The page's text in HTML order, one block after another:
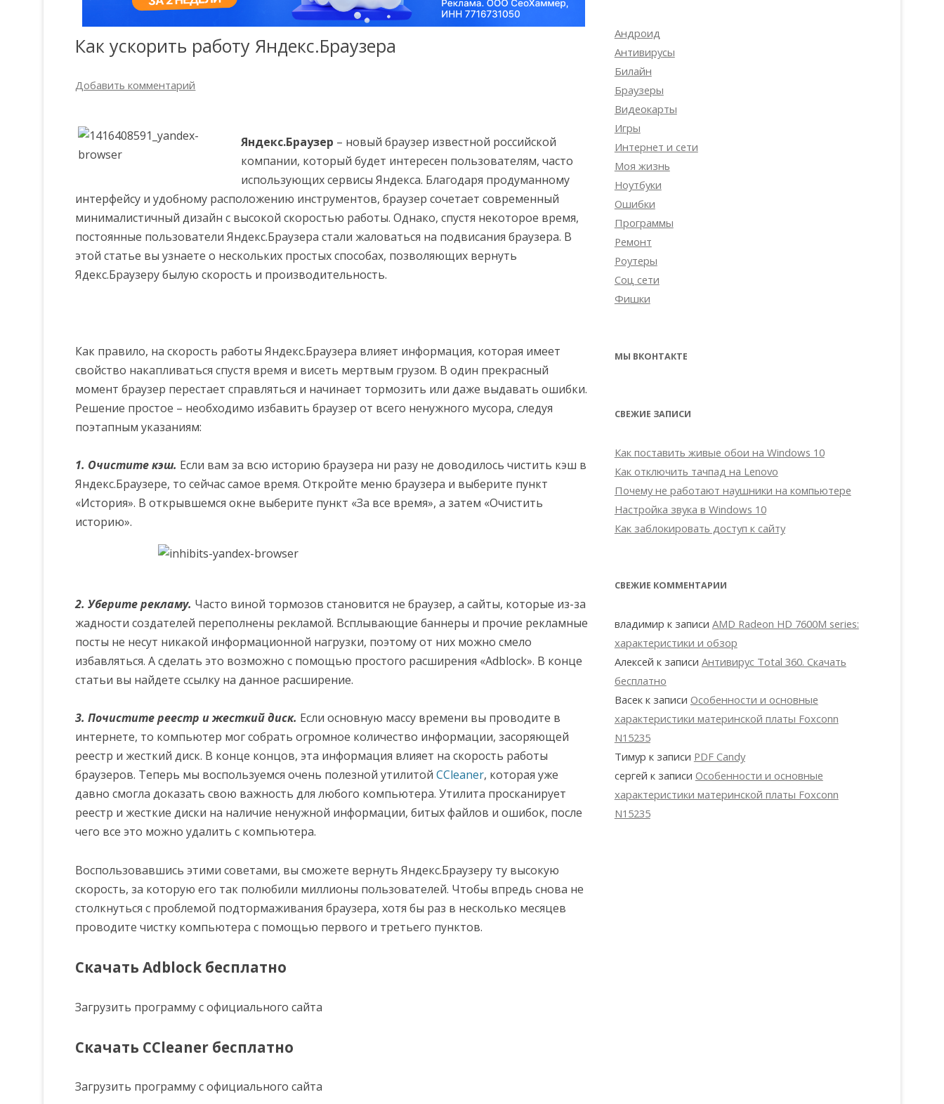
Как ускорить работу Яндекс.Браузера
Добавить комментарий
Яндекс.Браузер – новый браузер известной российской
компании, который будет интересен пользователям, часто
использующих сервисы Яндекса. Благодаря продуманному
интерфейсу и удобному расположению инструментов, браузер сочетает современный
минималистичный дизайн с высокой скоростью работы. Однако, спустя некоторое время,
постоянные пользователи Яндекс.Браузера стали жаловаться на подвисания браузера. В
этой статье вы узнаете о нескольких простых способах, позволяющих вернуть
Ядекс.Браузеру былую скорость и производительность.
Как правило, на скорость работы Яндекс.Браузера влияет информация, которая имеет
свойство накапливаться спустя время и висеть мертвым грузом. В один прекрасный
момент браузер перестает справляться и начинает тормозить или даже выдавать ошибки.
Решение простое – необходимо избавить браузер от всего ненужного мусора, следуя
поэтапным указаниям:
1. Очистите кэш. Если вам за всю историю браузера ни разу не доводилось чистить кэш в
Яндекс.Браузере, то сейчас самое время. Откройте меню браузера и выберите пункт
«История». В открывшемся окне выберите пункт «За все время», а затем «Очистить
историю».
2. Уберите рекламу. Часто виной тормозов становится не браузер, а сайты, которые из-за
жадности создателей переполнены рекламой. Всплывающие баннеры и прочие рекламные
посты не несут никакой информационной нагрузки, поэтому от них можно смело
избавляться. А сделать это возможно с помощью простого расширения «Adblock». В конце
статьи вы найдете ссылку на данное расширение.
3. Почистите реестр и жесткий диск. Если основную массу времени вы проводите в
интернете, то компьютер мог собрать огромное количество информации, засоряющей
реестр и жесткий диск. В конце концов, эта информация влияет на скорость работы
браузеров. Теперь мы воспользуемся очень полезной утилитойCCleaner, которая уже
давно смогла доказать свою важность для любого компьютера. Утилита просканирует
реестр и жесткие диски на наличие ненужной информации, битых файлов и ошибок, после
чего все это можно удалить с компьютера.
Воспользовавшись этими советами, вы сможете вернуть Яндекс.Браузеру ту высокую
скорость, за которую его так полюбили миллионы пользователей. Чтобы впредь снова не
столкнуться с проблемой подтормаживания браузера, хотя бы раз в несколько месяцев
проводите чистку компьютера с помощью первого и третьего пунктов.
Скачать Adblock бесплатно
Загрузить программу с официального сайта
Скачать CCleaner бесплатно
Загрузить программу с официального сайта
Андроид
Антивирусы
Билайн
Браузеры
Видеокарты
Игры
Интернет и сети
Моя жизнь
Ноутбуки
Ошибки
Программы
Ремонт
Роутеры
Соц сети
Фишки
МЫ ВКОНТАКТЕ
СВЕЖИЕ ЗАПИСИ
Как поставить живые обои на Windows 10
Как отключить тачпад на Lenovo
Почему не работают наушники на компьютере
Настройка звука в Windows 10
Как заблокировать доступ к сайту
СВЕЖИЕ КОММЕНТАРИИ
владимир к записи AMD Radeon HD 7600M series:
характеристики и обзор
Алексей к записи Антивирус Total 360. Скачать
бесплатно
Васекк записи Особенности и основные
характеристики материнской платы Foxconn
N15235
Тимур к записи PDF Candy
сергей к записи Особенности и основные
характеристики материнской платы Foxconn
N15235